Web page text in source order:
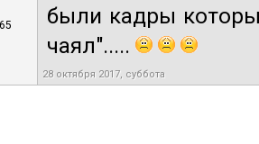
были кадры
чаял".....
28 октября 2017, суббота